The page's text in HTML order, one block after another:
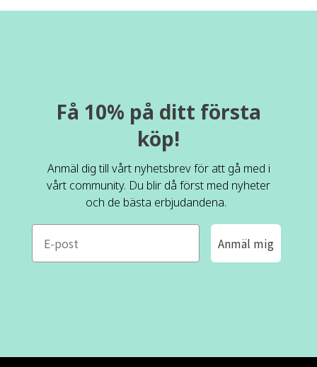
Få 10% på ditt första
köp!
Anmäl dig till vårt nyhetsbrev för att gå med i
vårt community. Du blir då först med nyheter
och de bästa erbjudandena.
e-mail
Anmäl mig